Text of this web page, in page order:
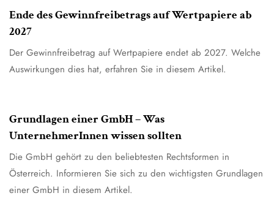
Ende des Gewinnfreibetrags auf Wertpapiere ab
2027
Der Gewinnfreibetrag auf Wertpapiere endet ab 2027. Welche
Auswirkungen dies hat, erfahren Sie in diesem Artikel.
Grundlagen einer GmbH – Was
UnternehmerInnen wissen sollten
Die GmbH gehört zu den beliebtesten Rechtsformen in
Österreich. Informieren Sie sich zu den wichtigsten Grundlagen
einer GmbH in diesem Artikel.